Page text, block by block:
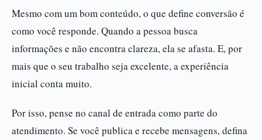
Mesmo com um bom conteúdo, o que define conversão é
como você responde. Quando a pessoa busca
informações e não encontra clareza, ela se afasta. E, por
mais que o seu trabalho seja excelente, a experiência
inicial conta muito.
Por isso, pense no canal de entrada como parte do
atendimento. Se você publica e recebe mensagens, defina